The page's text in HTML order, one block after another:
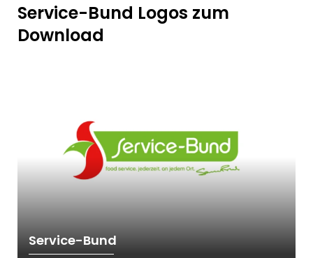
Service-Bund Logos zum
Download
Service-Bund